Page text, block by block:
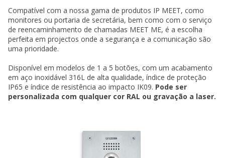
Compatível com a nossa gama de produtos IP MEET, como
monitores ou portaria de secretária, bem como com o serviço
de reencaminhamento de chamadas MEET ME, é a escolha
perfeita em projectos onde a segurança e a comunicação são
uma prioridade.
Disponível em modelos de 1 a 5 botões, com um acabamento
em aço inoxidável 316L de alta qualidade, índice de proteção
IP65 e índice de resistência ao impacto IK09. Pode ser
personalizada com qualquer cor RAL ou gravação a laser.